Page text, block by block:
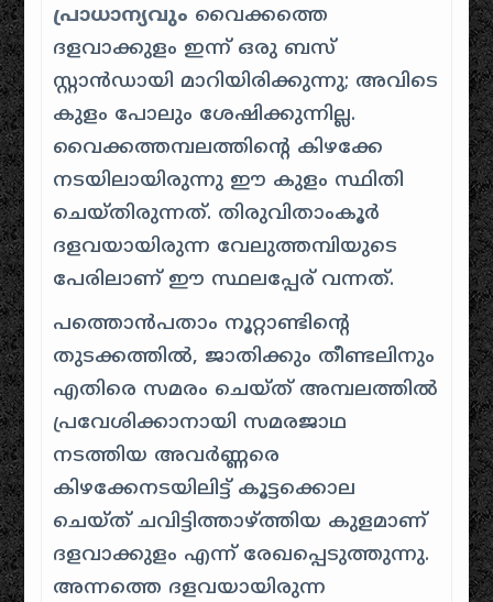
പ്രാധാന്യവും വൈക്കത്തെ
ദളവാക്കുളം ഇന്ന് ഒരു ബസ്
സ്റ്റാൻഡായി മാറിയിരിക്കുന്നു; അവിടെ
കുളം പോലും ശേഷിക്കുന്നില്ല.
വൈക്കത്തമ്പലത്തിന്റെ കിഴക്കേ
നടയിലായിരുന്നു ഈ കുളം സ്ഥിതി
ചെയ്തിരുന്നത്. തിരുവിതാംകൂർ
ദളവയായിരുന്ന വേലുത്തമ്പിയുടെ
പേരിലാണ് ഈ സ്ഥലപ്പേര് വന്നത്.
പത്തൊൻപതാം നൂറ്റാണ്ടിന്റെ
തുടക്കത്തിൽ, ജാതിക്കും തീണ്ടലിനും
എതിരെ സമരം ചെയ്ത് അമ്പലത്തിൽ
പ്രവേശിക്കാനായി സമരജാഥ
നടത്തിയ അവർണ്ണരെ
കിഴക്കേനടയിലിട്ട് കൂട്ടക്കൊല
ചെയ്ത് ചവിട്ടിത്താഴ്ത്തിയ കുളമാണ്
ദളവാക്കുളം എന്ന് രേഖപ്പെടുത്തുന്നു.
അന്നത്തെ ദളവയായിരുന്ന